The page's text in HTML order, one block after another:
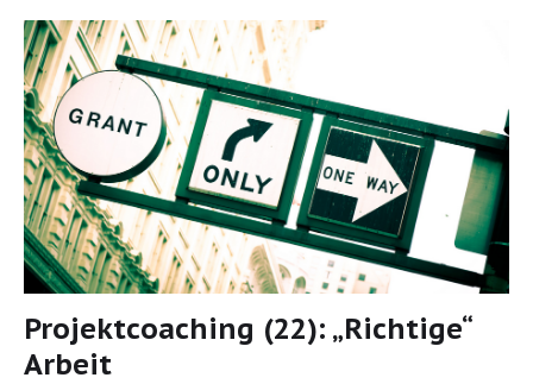
Projektcoaching (22): „Richtige“
Arbeit